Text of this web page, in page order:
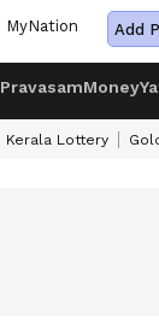
MyNation Add
PravasamMoney
Kerala Lottery